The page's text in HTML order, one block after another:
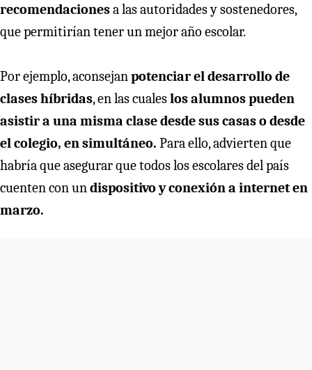
recomendacionesa las autoridades y sostenedores,
que permitirían tener un mejor año escolar.
Por ejemplo, aconsejanpotenciar el desarrollo de
clases híbridas, en las cualeslos alumnos pueden
asistir a una misma clase desde sus casas o desde
el colegio, en simultáneo. Para ello, advierten que
habría que asegurar que todos los escolares del país
cuenten con undispositivo y conexión a internet en
marzo.